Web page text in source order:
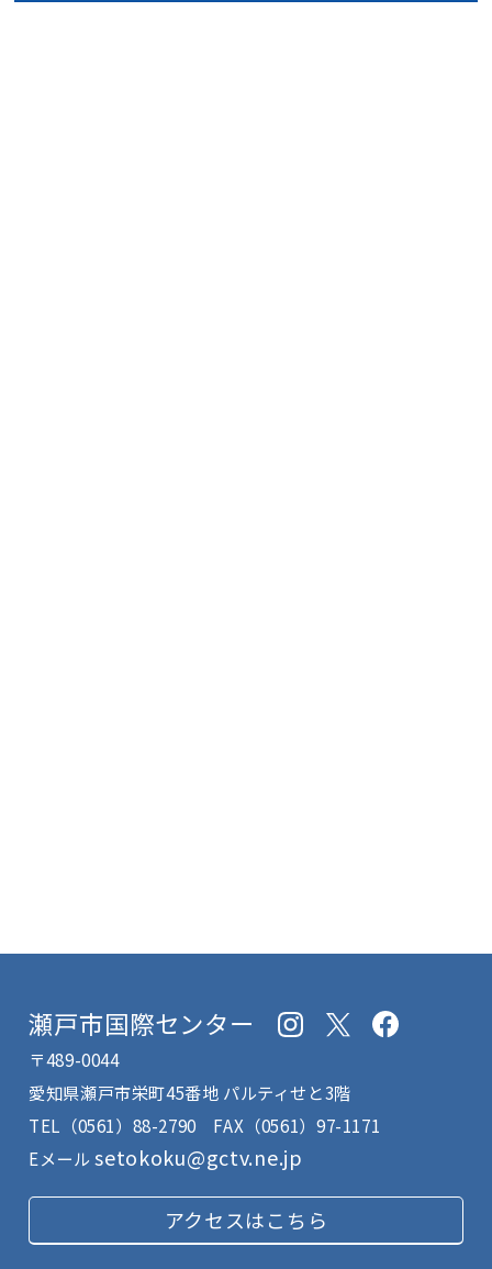
瀬戸市国際センター
〒489-0044
愛知県瀬戸市栄町45番地 パルティせと3階
TEL （0561）88-2790 FAX（0561）97-1171
Eメールsetokoku@gctv.ne.jp
アクセスはこちら